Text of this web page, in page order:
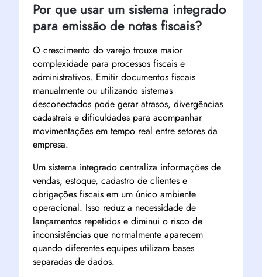
Por que usar um sistema integrado
para emissão de notas fiscais?
O crescimento do varejo trouxe maior
complexidade para processos fiscais e
administrativos. Emitir documentos fiscais
manualmente ou utilizando sistemas
desconectados pode gerar atrasos, divergências
cadastrais e dificuldades para acompanhar
movimentações em tempo real entre setores da
empresa.
Um sistema integrado centraliza informações de
vendas, estoque, cadastro de clientes e
obrigações fiscais em um único ambiente
operacional. Isso reduz a necessidade de
lançamentos repetidos e diminui o risco de
inconsistências que normalmente aparecem
quando diferentes equipes utilizam bases
separadas de dados.